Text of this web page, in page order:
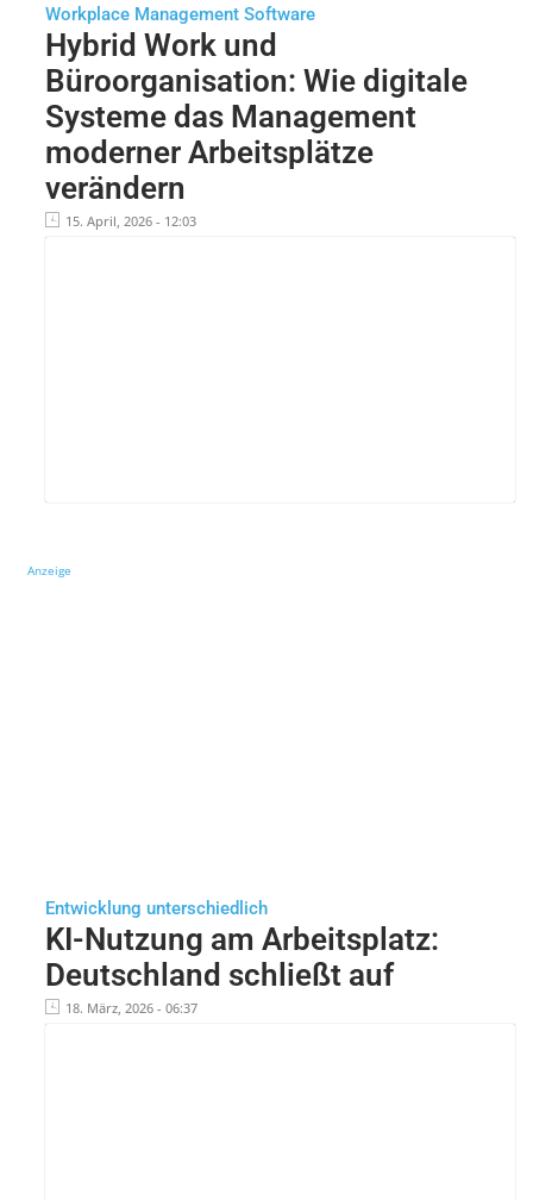
Workplace Management Software
Hybrid Work und
Büroorganisation: Wie digitale
Systeme das Management
moderner Arbeitsplätze
verändern
15. April, 2026 - 12:03
Anzeige
Entwicklung unterschiedlich
KI-Nutzung am Arbeitsplatz:
Deutschland schließt auf
18. März, 2026 - 06:37